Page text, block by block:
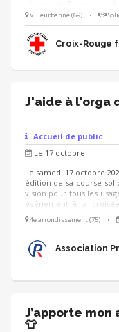
Villeurbanne (69) •
Croix-Rouge
J'aide à l'orga
Accueil de public
Le 17 octobre
Le samedi 17 octobre
édition de sa course
vision pour tous les
évènement à la
recherchons des
l’événement. Plusieurs
Paris - Commissariat
4e arrondissement (75) •
Association
J’apporte
👕